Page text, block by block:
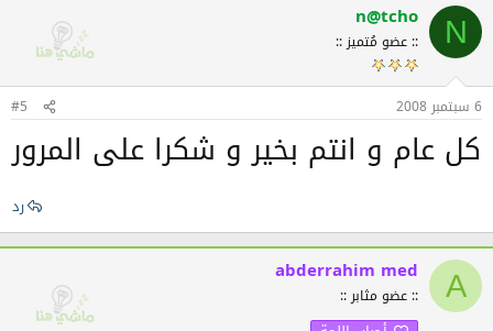
N
n@tcho
:: عضو مُتميز ::
6 سبتمبر 2008 #5
كل عام و انتم بخير و شكرا على المرور
رد
A
abderrahim med
:: عضو مثابر ::